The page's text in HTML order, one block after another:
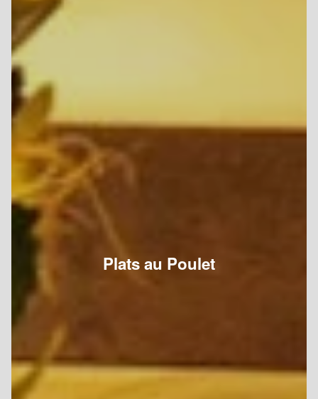
Plats au Poulet